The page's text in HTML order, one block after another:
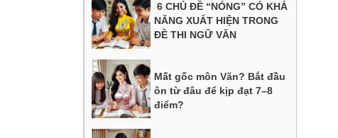
6 CHỦ ĐỀ “NÓNG” CÓ KHẢ
NĂNG XUẤT HIỆN TRONG
ĐỀ THI NGỮ VĂN
Mất gốc môn Văn? Bắt đầu
ôn từ đâu để kịp đạt 7–8
điểm?